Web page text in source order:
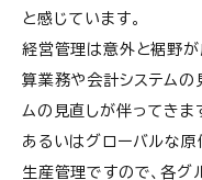
と感じています。
経営管理は意外と裾野が
算業務や会計システムの
ムの見直しが伴ってきま
あるいはグローバルな
生産管理ですので、各グ